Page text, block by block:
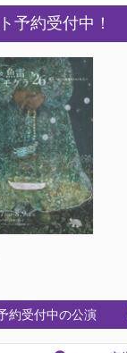
）にて
ディスト
ザ・スズ
予約受付中！
約受付中の公演